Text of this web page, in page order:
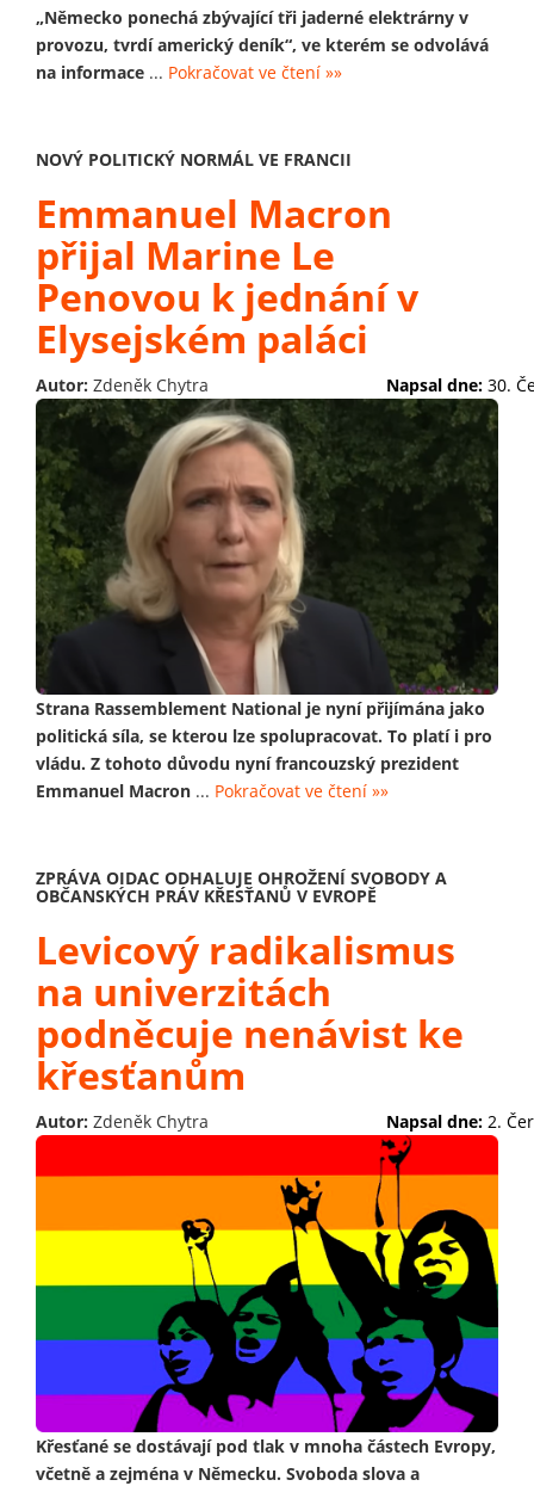
„Německo ponechá zbývající tři jaderné elektrárny v
provozu, tvrdí americký deník“, ve kterém se odvolává
na informace ... Pokračovat ve čtení »»
NOVÝ POLITICKÝ NORMÁL VE FRANCII
Emmanuel Macron
přijal Marine Le
Penovou k jednání v
Elysejském paláci
Autor: Zdeněk Chytra Napsal dne: 30.
Strana Rassemblement National je nyní přijímána jako
politická síla, se kterou lze spolupracovat. To platí i pro
vládu. Z tohoto důvodu nyní francouzský prezident
Emmanuel Macron ... Pokračovat ve čtení »»
ZPRÁVA OIDAC ODHALUJE OHROŽENÍ SVOBODY A
OBČANSKÝCH PRÁV KŘESŤANŮ V EVROPĚ
Levicový radikalismus
na univerzitách
podněcuje nenávist ke
křesťanům
Autor: Zdeněk Chytra Napsal dne: 2.
Křesťané se dostávají pod tlak v mnoha částech Evropy,
včetně a zejména v Německu. Svoboda slova a